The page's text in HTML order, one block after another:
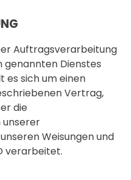
Auftragsverarbeitung
genannten Dienstes
es sich um einen
Vertrag,
die
unserer
Weisungen und
verarbeitet.